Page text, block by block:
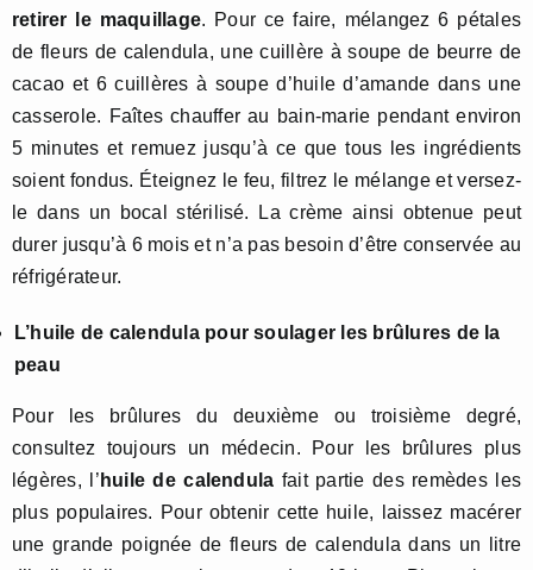
retirer le maquillage. Pour ce faire, mélangez 6 pétales
de fleurs de calendula, une cuillère à soupe de beurre de
cacao et 6 cuillères à soupe d’huile d’amande dans une
casserole. Faîtes chauffer au bain-marie pendant environ
5 minutes et remuez jusqu’à ce que tous les ingrédients
soient fondus. Éteignez le feu, filtrez le mélange et versez-
le dans un bocal stérilisé. La crème ainsi obtenue peut
durer jusqu’à 6 mois et n’a pas besoin d’être conservée au
réfrigérateur.
L’huile de calendula pour soulager les brûlures de la
peau
Pour les brûlures du deuxième ou troisième degré,
consultez toujours un médecin. Pour les brûlures plus
légères, l’ huile de calendula fait partie des remèdes les
plus populaires. Pour obtenir cette huile, laissez macérer
une grande poignée de fleurs de calendula dans un litre